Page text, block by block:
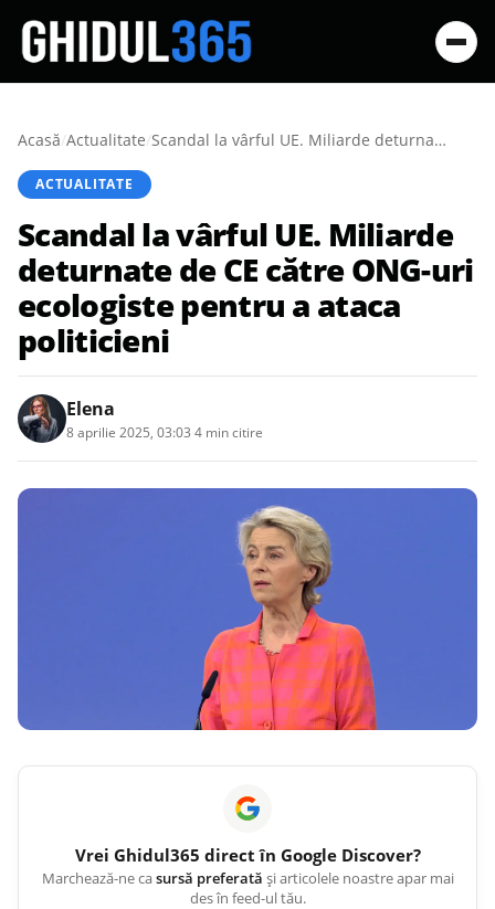
Acasă/Actualitate/ Scandal la vârful UE. Miliarde deturnate de CE către ONG-uri ecologiste pentru a ataca politicieni
ACTUALITATE
Scandal la vârful UE. Miliarde
deturnate de CE către ONG-uri
ecologiste pentru a ataca
politicieni
Elena
8 aprilie 2025, 03:03 4 min citire
Vrei Ghidul365 direct în Google Discover?
Marchează-ne casursă preferată și articolele noastre apar mai
des în feed-ul tău.